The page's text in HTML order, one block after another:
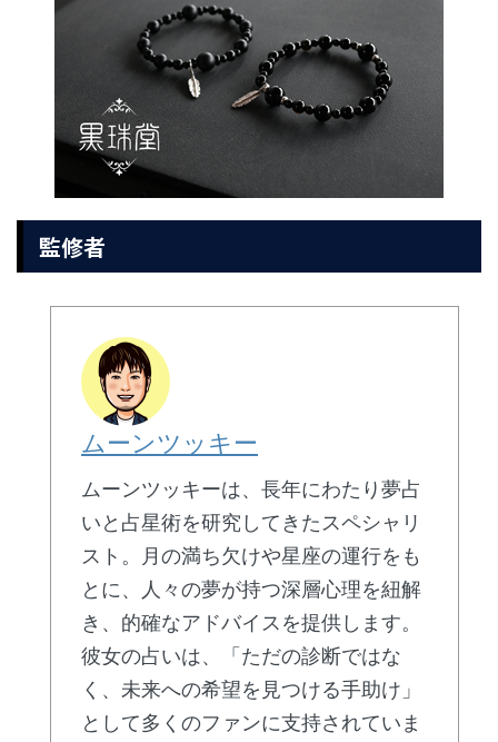
監修者
ムーンツッキー
ムーンツッキーは、長年にわたり夢占
いと占星術を研究してきたスペシャリ
スト。月の満ち欠けや星座の運行をも
とに、人々の夢が持つ深層心理を紐解
き、的確なアドバイスを提供します。
彼女の占いは、「ただの診断ではな
く、未来への希望を見つける手助け」
として多くのファンに支持されていま